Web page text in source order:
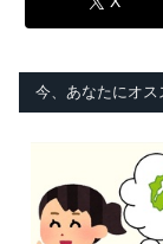
今、あなたにオス